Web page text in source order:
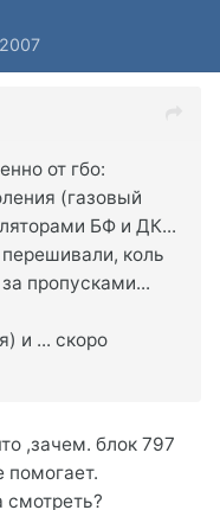
от гбо:
(газовый
БФ и ДК...
коль
пропусками...
и ... скоро
,зачем. блок 797
помогает.
смотреть?